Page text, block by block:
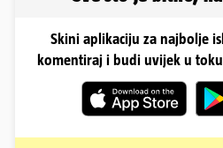
Skini aplikaciju za najbolje
komentiraj i budi uvijek u